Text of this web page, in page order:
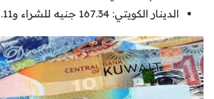
الدينار الكويتي: 167.34 جنيه للشراء و172.11 جنيه للبيع.